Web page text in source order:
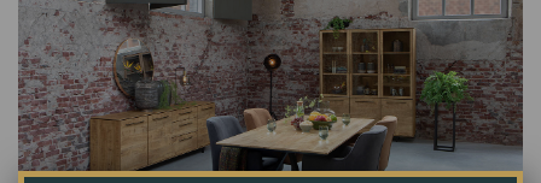
Indi
Ermelo
Tivoli
Amersfoort